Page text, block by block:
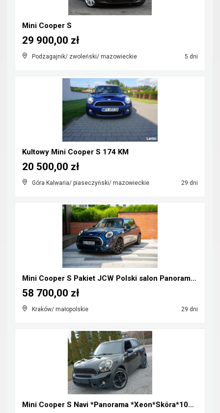
Mini Cooper S
Podzagajnik/ zwoleński/ mazowieckie 5 dni
29 900,00 zł
Kultowy Mini Cooper S 174 KM
Góra Kalwaria/ piaseczyński/ mazowieckie 29 dni
20 500,00 zł
Mini Cooper S Pakiet JCW Polski salon Panorama Hea...
Kraków/ małopolskie 29 dni
58 700,00 zł
Mini Cooper S Navi *Panorama *Xeon*Skóra*100%Orygi...